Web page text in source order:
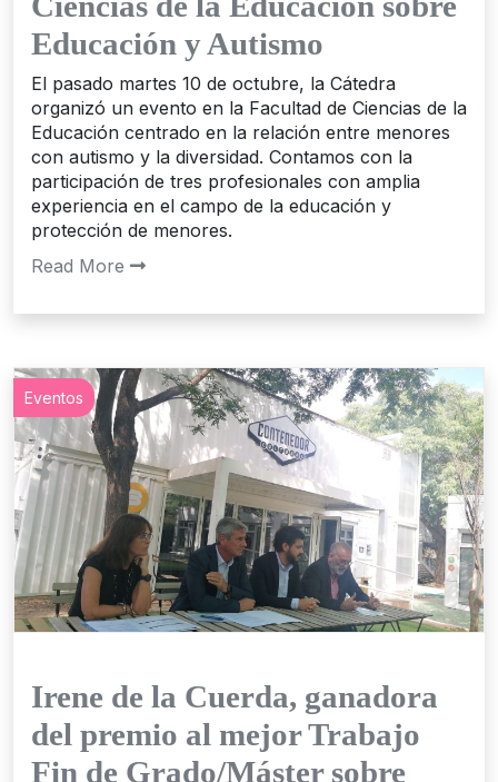
Educación y Autismo
El pasado martes 10 de octubre, la Cátedra
organizó un evento en la Facultad de Ciencias de la
Educación centrado en la relación entre menores
con autismo y la diversidad. Contamos con la
participación de tres profesionales con amplia
experiencia en el campo de la educación y
protección de menores.
Read More
Eventos
Irene de la Cuerda, ganadora
del premio al mejor Trabajo
Fin de Grado/Máster sobre